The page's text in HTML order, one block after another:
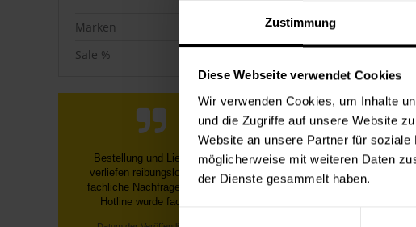
Zustimmung
Diese Webseite verwendet Cookies
Wir verwenden Cookies, um Inhalte
und die Zugriffe auf unsere Website
Website an unsere Partner für
möglicherweise mit weiteren Daten
der Dienste gesammelt haben.
Marken
Sale %
Farbe war super verpackt und
schnell geliefert. Brillux Superlux
3000 weiss ist Qualitativ sehr
hoch...
Maler-